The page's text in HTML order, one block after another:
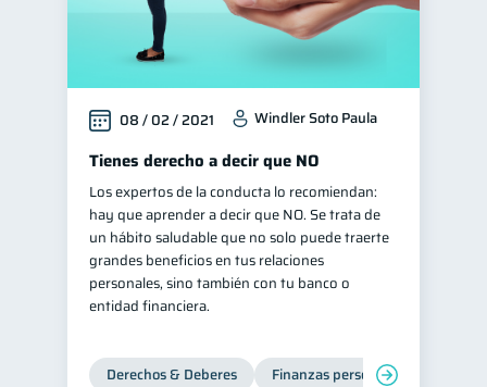
08 / 02 / 2021 Windler Soto Paula
Tienes derecho a decir que NO
Los expertos de la conducta lo recomiendan:
hay que aprender a decir que NO. Se trata de
un hábito saludable que no solo puede traerte
grandes beneficios en tus relaciones
personales, sino también con tu banco o
entidad financiera.
Derechos & Deberes Finanzas personales